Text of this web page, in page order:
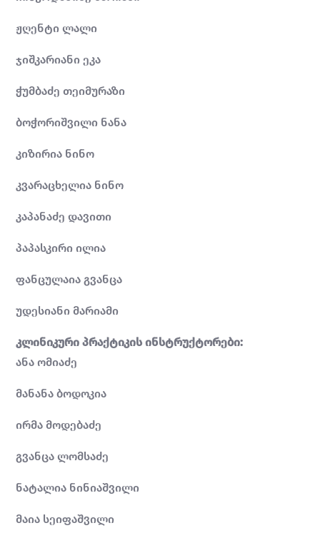
ჟღენტი ლალი
ჯიშკარიანი ეკა
ჭუმბაძე თეიმურაზი
ბოჭორიშვილი ნანა
კიზირია ნინო
კვარაცხელია ნინო
კაპანაძე დავითი
პაპასკირი ილია
ფანცულაია გვანცა
უდესიანი მარიამი
კლინიკური პრაქტიკის ინსტრუქტორები:
ანა ომიაძე
მანანა ბოდოკია
ირმა მოდებაძე
გვანცა ლომსაძე
ნატალია ნინიაშვილი
მაია სეიფაშვილი